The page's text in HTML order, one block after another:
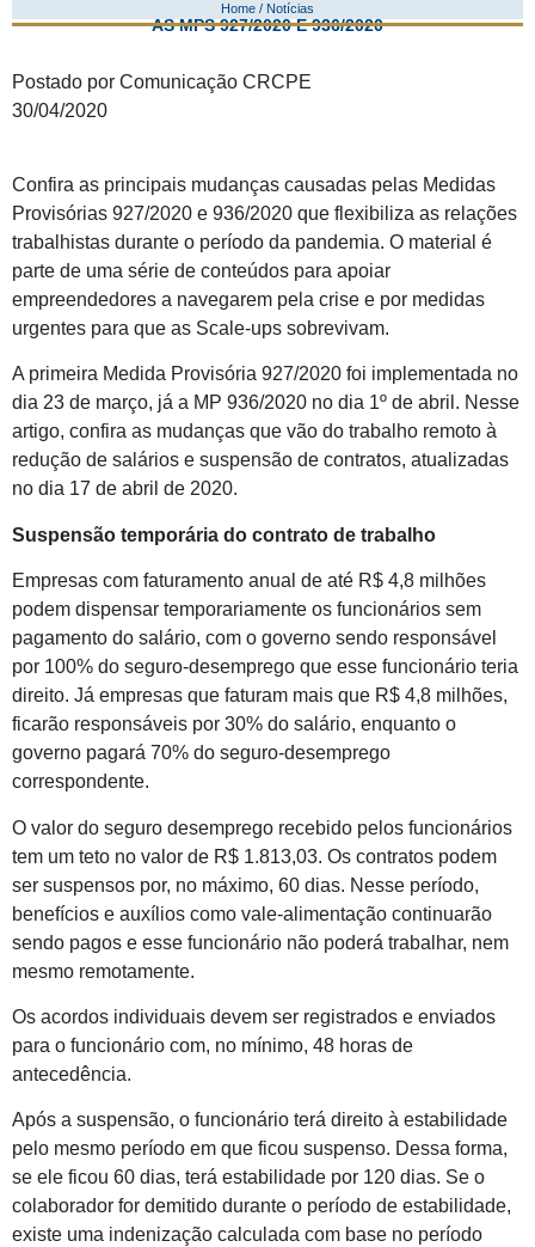
AS MPS 927/2020 E 936/2020
Home / Notícias
Postado por Comunicação CRCPE
30/04/2020
Confira as principais mudanças causadas pelas Medidas
Provisórias 927/2020 e 936/2020 que flexibiliza as relações
trabalhistas durante o período da pandemia. O material é
parte de uma série de conteúdos para apoiar
empreendedores a navegarem pela crise e por medidas
urgentes para que as Scale-ups sobrevivam.
A primeira Medida Provisória 927/2020 foi implementada no
dia 23 de março, já a MP 936/2020 no dia 1º de abril. Nesse
artigo, confira as mudanças que vão do trabalho remoto à
redução de salários e suspensão de contratos, atualizadas
no dia 17 de abril de 2020.
Suspensão temporária do contrato de trabalho
Empresas com faturamento anual de até R$ 4,8 milhões
podem dispensar temporariamente os funcionários sem
pagamento do salário, com o governo sendo responsável
por 100% do seguro-desemprego que esse funcionário teria
direito. Já empresas que faturam mais que R$ 4,8 milhões,
ficarão responsáveis por 30% do salário, enquanto o
governo pagará 70% do seguro-desemprego
correspondente.
O valor do seguro desemprego recebido pelos funcionários
tem um teto no valor de R$ 1.813,03. Os contratos podem
ser suspensos por, no máximo, 60 dias. Nesse período,
benefícios e auxílios como vale-alimentação continuarão
sendo pagos e esse funcionário não poderá trabalhar, nem
mesmo remotamente.
Os acordos individuais devem ser registrados e enviados
para o funcionário com, no mínimo, 48 horas de
antecedência.
Após a suspensão, o funcionário terá direito à estabilidade
pelo mesmo período em que ficou suspenso. Dessa forma,
se ele ficou 60 dias, terá estabilidade por 120 dias. Se o
colaborador for demitido durante o período de estabilidade,
existe uma indenização calculada com base no período